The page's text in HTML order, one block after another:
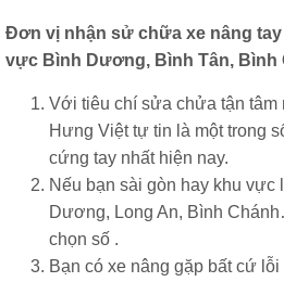
Đơn vị nhận sử chữa xe nâng
vực Bình Dương, Bình Tân, Bình
Với tiêu chí sửa chửa tận tâm
Hưng Việt tự tin là một trong
cứng tay nhất hiện nay.
Nếu bạn sài gòn hay khu
Dương, Long An, Bình
chọn số .
Bạn có xe nâng gặp bất cứ